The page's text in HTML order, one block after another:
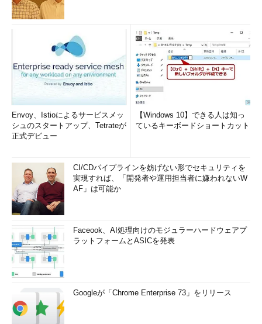
Envoy、Istioによるサービスメッ
シュのスタートアップ、Tetrateが
正式デビュー
【Windows 10】できる人は知っ
ているキーボードショートカット
CI/CDパイプラインを妨げない形でセキュリティを
実現すれば、「開発者や運用担当者に嫌われないW
AF」は可能か
Faceook、AI処理向けのモジュラーハードウェアプ
ラットフォームとASICを発表
Googleが「Chrome Enterprise 73」をリリース